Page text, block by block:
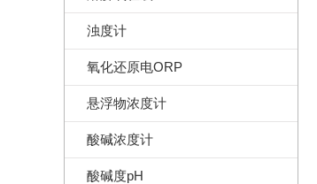
浊度计
氧化还原电ORP
悬浮物浓度计
酸碱浓度计
酸碱度pH